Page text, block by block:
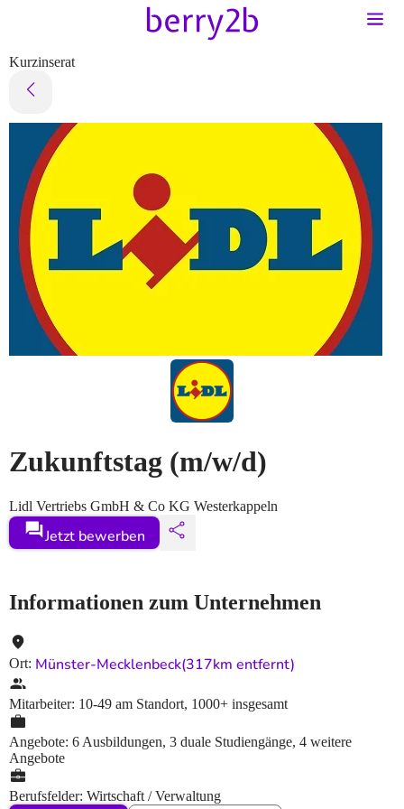
Kurzinserat
Zukunftstag (m/w/d)
Lidl Vertriebs GmbH & Co KG Westerkappeln
Jetzt bewerben
Informationen zum Unternehmen
Ort: Münster-Mecklenbeck(317km entfernt)
Mitarbeiter: 10-49 am Standort, 1000+ insgesamt
Angebote: 6 Ausbildungen, 3 duale Studiengänge, 4 weitere
Angebote
Berufsfelder: Wirtschaft / Verwaltung